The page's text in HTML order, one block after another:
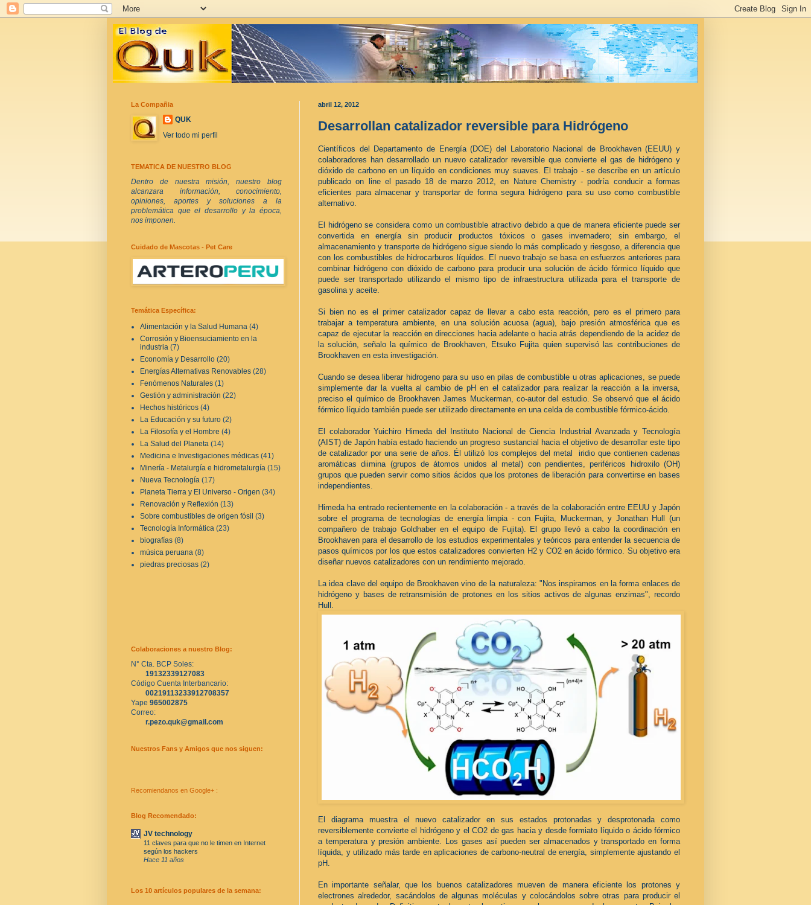
abril 12, 2012
Desarrollan catalizador reversible para Hidrógeno
Científicos del Departamento de Energía (DOE) del Laboratorio Nacional de Brookhaven (EEUU) y
colaboradores han desarrollado un nuevo catalizador reversible que convierte el gas de hidrógeno y
dióxido de carbono en un líquido en condiciones muy suaves. El trabajo - se describe en un artículo
publicado on line el pasado 18 de marzo 2012, en Nature Chemistry- podría conducir a formas
eficientes para almacenar y transportar de forma segura hidrógeno para su uso como combustible
alternativo.
El hidrógeno se considera como un combustible atractivo debido a que de manera eficiente puede ser
convertida en energía sin producir productos tóxicos o gases invernadero; sin embargo, el
almacenamiento y transporte de hidrógeno sigue siendo lo más complicado y riesgoso, a diferencia que
con los combustibles de hidrocarburos líquidos. El nuevo trabajo se basa en esfuerzos anteriores para
combinar hidrógeno con dióxido de carbono para producir una solución de ácido fórmico líquido que
puede ser transportado utilizando el mismo tipo de infraestructura utilizada para el transporte de
gasolina y aceite.
Si bien no es el primer catalizador capaz de llevar a cabo esta reacción, pero es el primero para
trabajar a temperatura ambiente, en una solución acuosa (agua), bajo presión atmosférica que es
capaz de ejecutar la reacción en direcciones hacia adelante o hacia atrás dependiendo de la acidez de
la solución, señalo la químico de Brookhaven, Etsuko Fujita quien supervisó las contribuciones de
Brookhaven en esta investigación.
Cuando se desea liberar hidrogeno para su uso en pilas de combustible u otras aplicaciones, se puede
simplemente dar la vuelta al cambio de pH en el catalizador para realizar la reacción a la inversa,
preciso el químico de Brookhaven James Muckerman, co-autor del estudio. Se observó que el ácido
fórmico líquido también puede ser utilizado directamente en una celda de combustible fórmico-ácido.
El colaborador Yuichiro Himeda del Instituto Nacional de Ciencia Industrial Avanzada y Tecnología
(AIST) de Japón había estado haciendo un progreso sustancial hacia el objetivo de desarrollar este tipo
de catalizador por una serie de años. Él utilizó los complejos del metal iridio que contienen cadenas
aromáticas diimina (grupos de átomos unidos al metal) con pendientes, periféricos hidroxilo (OH)
grupos que pueden servir como sitios ácidos que los protones de liberación para convertirse en bases
independientes.
Himeda ha entrado recientemente en la colaboración - a través de la colaboración entre EEUU y Japón
sobre el programa de tecnologías de energía limpia - con Fujita, Muckerman, y Jonathan Hull (un
compañero de trabajo Goldhaber en el equipo de Fujita). El grupo llevó a cabo la coordinación en
Brookhaven para el desarrollo de los estudios experimentales y teóricos para entender la secuencia de
pasos químicos por los que estos catalizadores convierten H2 y CO2 en ácido fórmico. Su objetivo era
diseñar nuevos catalizadores con un rendimiento mejorado.
La idea clave del equipo de Brookhaven vino de la naturaleza: "Nos inspiramos en la forma enlaces de
hidrógeno y bases de retransmisión de protones en los sitios activos de algunas enzimas", recordo
Hull.
El diagrama muestra el nuevo catalizador en sus estados protonadas y desprotonada como
reversiblemente convierte el hidrógeno y el CO2 de gas hacia y desde formiato líquido o ácido fórmico
a temperatura y presión ambiente. Los gases así pueden ser almacenados y transportado en forma
líquida, y utilizado más tarde en aplicaciones de carbono-neutral de energía, simplemente ajustando el
pH.
En importante señalar, que los buenos catalizadores mueven de manera eficiente los protones y
electrones alrededor, sacándolos de algunas moléculas y colocándolos sobre otras para producir el
La Compañia
QUK
Ver todo mi perfil
TEMATICA DE NUESTRO BLOG
Dentro de nuestra misión, nuestro blog
alcanzara información, conocimiento,
opiniones, aportes y soluciones a la
problemática que el desarrollo y la época,
nos imponen.
Cuidado de Mascotas - Pet Care
Temática Específica:
Alimentación y la Salud Humana (4)
Corrosión y Bioensuciamiento en la
industria (7)
Economía y Desarrollo (20)
Energías Alternativas Renovables (28)
Fenómenos Naturales (1)
Gestión y administración (22)
Hechos históricos (4)
La Educación y su futuro (2)
La Filosofía y el Hombre (4)
La Salud del Planeta (14)
Medicina e Investigaciones médicas (41)
Minería - Metalurgía e hidrometalurgía (15)
Nueva Tecnología (17)
Planeta Tierra y El Universo - Origen (34)
Renovación y Reflexión (13)
Sobre combustibles de origen fósil (3)
Tecnología Informática (23)
biografías (8)
música peruana (8)
piedras preciosas (2)
Colaboraciones a nuestro Blog:
N° Cta. BCP Soles:
19132339127083
Código Cuenta Interbancario:
00219113233912708357
Yape 965002875
Correo:
r.pezo.quk@gmail.com
Nuestros Fans y Amigos que nos siguen:
Recomiendanos en Google+ :
Blog Recomendado:
JV technology
11 claves para que no le timen en Internet
según los hackers
Hace 11 años
Los 10 artículos populares de la semana: